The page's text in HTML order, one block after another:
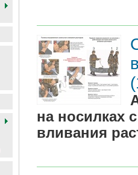
на носилках
вливания